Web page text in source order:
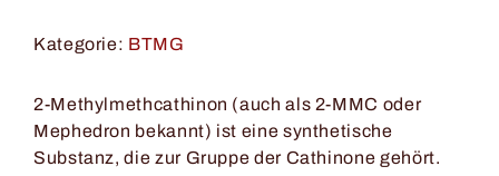
Kategorie: BTMG
2-Methylmethcathinon (auch als 2-MMC oder
Mephedron bekannt) ist eine synthetische
Substanz, die zur Gruppe der Cathinone gehört.